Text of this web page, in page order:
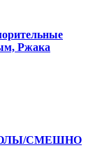
Ржака
СМЕШНО